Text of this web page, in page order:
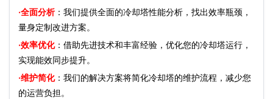
·全面分析：我们提供全面的冷却塔性能分析，找出效率瓶颈，
量身定制改进方案。
·效率优化：借助先进技术和丰富经验，优化您的冷却塔运行，
实现能效同步提升。
·维护简化：我们的解决方案将简化冷却塔的维护流程，减少您
的运营负担。